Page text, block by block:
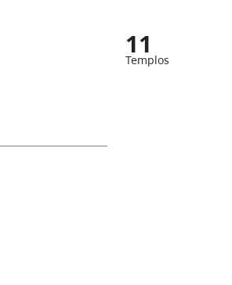
11
Templos